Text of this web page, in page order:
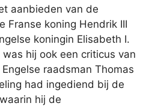
aanbieden van de
Franse koning Hendrik III
koningin Elisabeth I.
hij ook een criticus van
raadsman Thomas
had ingediend bij de
hij de